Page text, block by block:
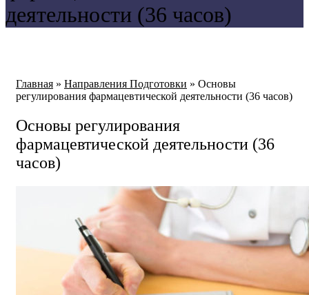
деятельности (36 часов)
Главная » Направления Подготовки » Основы
регулирования фармацевтической деятельности (36 часов)
Основы регулирования
фармацевтической деятельности (36
часов)